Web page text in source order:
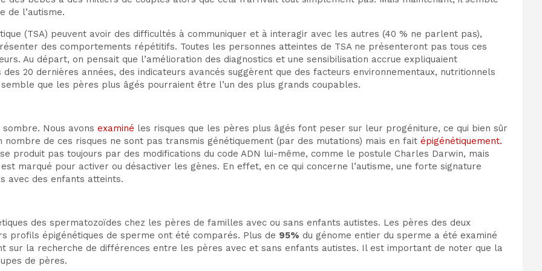
de l’autisme.
(TSA) peuvent avoir des difficultés à communiquer et à interagir avec les autres (40 % ne parlent pas),
des comportements répétitifs. Toutes les personnes atteintes de TSA ne présenteront pas tous ces
Au départ, on pensait que l’amélioration des diagnostics et une sensibilisation accrue expliquaient
20 dernières années, des indicateurs avancés suggèrent que des facteurs environnementaux, nutritionnels
que les pères plus âgés pourraient être l’un des plus grands coupables.
Nous avons examiné les risques que les pères plus âgés font peser sur leur progéniture, ce qui bien sûr
de ces risques ne sont pas transmis génétiquement (par des mutations) mais en fait épigénétiquement.
produit pas toujours par des modifications du code ADN lui-même, comme le postule Charles Darwin, mais
marqué pour activer ou désactiver les gènes. En effet, en ce qui concerne l’autisme, une forte signature
avec des enfants atteints.
des spermatozoïdes chez les pères de familles avec ou sans enfants autistes. Les pères des deux
profils épigénétiques de sperme ont été comparés. Plus de 95% du génome entier du sperme a été examiné
sur la recherche de différences entre les pères avec et sans enfants autistes. Il est important de noter que la
de pères.